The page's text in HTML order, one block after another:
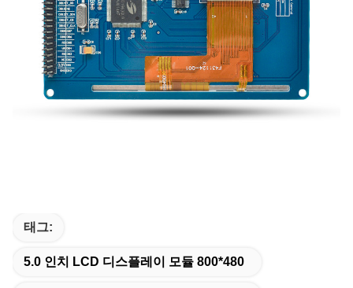
태그:
5.0 인치 LCD 디스플레이 모듈 800*480